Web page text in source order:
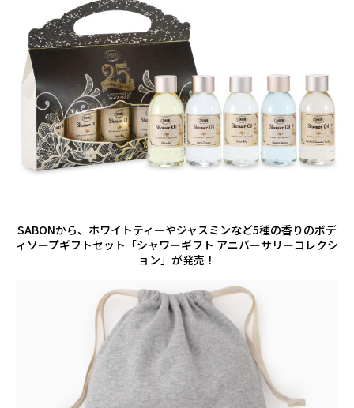
SABONから、ホワイトティーやジャスミンなど5種の香りのボデ
ィソープギフトセット「シャワーギフト アニバーサリーコレクシ
ョン」が発売！